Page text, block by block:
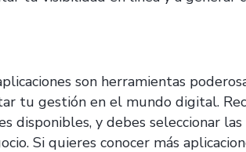
son herramientas
tu gestión en el mundo digital.
disponibles, y debes seleccionar
Si quieres conocer más